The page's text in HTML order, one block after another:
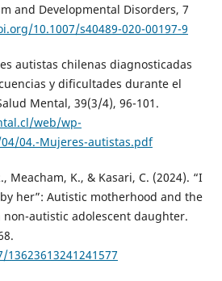
and Developmental Disorders, 7
10.1007/s40489-020-00197-9
autistas chilenas diagnosticadas
y dificultades durante el
Mental, 39(3/4), 96-101.
web/wp-
04.-Mujeres-autistas.pdf
Meacham, K., & Kasari, C. (2024). “I
her”: Autistic motherhood and the
autistic adolescent daughter.